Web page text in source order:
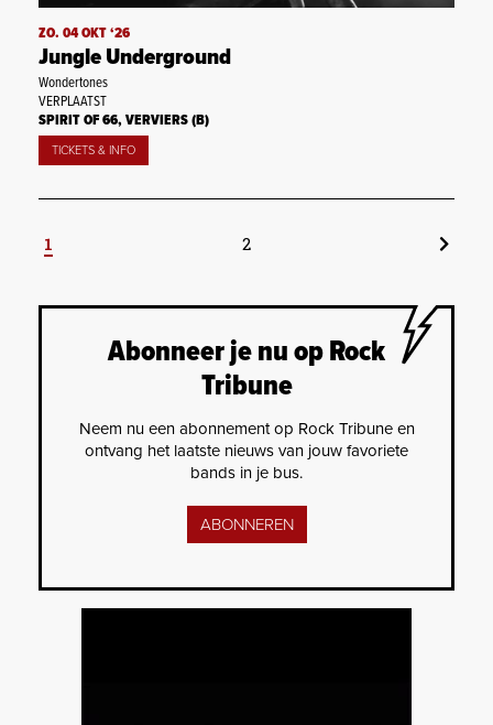
ZO. 04 OKT ‘26
Jungle Underground
Wondertones
VERPLAATST
SPIRIT OF 66, VERVIERS (B)
TICKETS & INFO
1 2
Abonneer je nu op Rock
Tribune
Neem nu een abonnement op Rock Tribune en
ontvang het laatste nieuws van jouw favoriete
bands in je bus.
ABONNEREN